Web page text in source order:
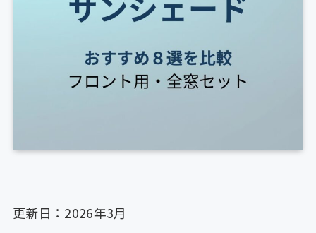
更新日：2026年3月